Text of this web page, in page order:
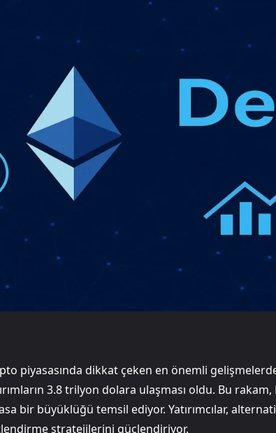
piyasasında dikkat çeken en önemli
3.8 trilyon dolara ulaşması oldu. Bu
bir büyüklüğü temsil ediyor. Yatırımcılar,
stratejilerini güçlendiriyor.